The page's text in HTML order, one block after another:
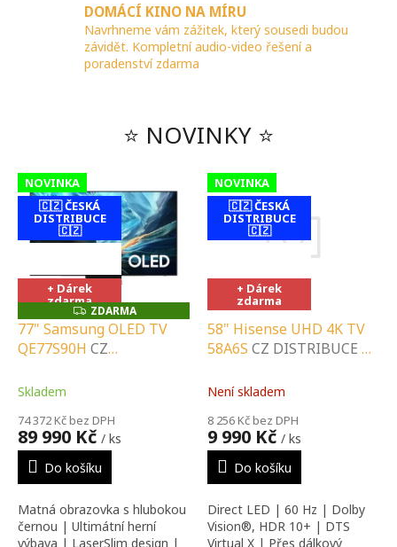
DOMÁCÍ KINO NA MÍRU
Navrhneme vám zážitek, který sousedi budou
závidět. Kompletní audio-video řešení a
poradenství zdarma
⭐ NOVINKY ⭐
NOVINKA
🇨🇿 ČESKÁ
DISTRIBUCE
🇨🇿
+ Dárek
zdarma
Z
D
A
R
ZDARMA
77" Samsung OLED TV
QE77S90H CZ
SERVIS |
PRODEJCE |
PORADENSTVÍ |
INSTALAČNÍ &
MONTÁŽNÍ SLUŽBY
Skladem
74 372 Kč bez DPH
89 990 Kč / ks
Do košíku
Matná obrazovka s hlubokou
černou | Ultimátní herní
výbava | LaserSlim design |
NOVINKA
🇨🇿 ČESKÁ
DISTRIBUCE
🇨🇿
+ Dárek
zdarma
58" Hisense UHD 4K TV
58A6S CZ DISTRIBUCE A
SPECIALIZOVANÝ
PORADENSTVÍ |
INSTALAČNÍ &
MONTÁŽNÍ SLUŽBY
Není skladem
8 256 Kč bez DPH
9 990 Kč / ks
Do košíku
Direct LED | 60 Hz | Dolby
Vision®, HDR 10+ | DTS
Virtual X | Přes dálkový